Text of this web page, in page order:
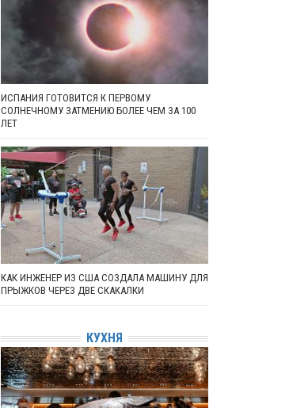
ИСПАНИЯ ГОТОВИТСЯ К ПЕРВОМУ
СОЛНЕЧНОМУ ЗАТМЕНИЮ БОЛЕЕ ЧЕМ ЗА 100
ЛЕТ
КАК ИНЖЕНЕР ИЗ США СОЗДАЛА МАШИНУ ДЛЯ
ПРЫЖКОВ ЧЕРЕЗ ДВЕ СКАКАЛКИ
КУХНЯ